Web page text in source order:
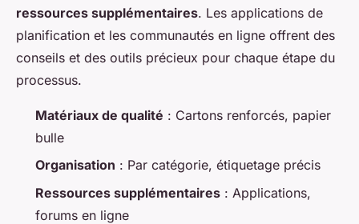
ressources supplémentaires. Les applications de
planification et les communautés en ligne offrent des
conseils et des outils précieux pour chaque étape du
processus.
Matériaux de qualité : Cartons renforcés, papier
bulle
Organisation : Par catégorie, étiquetage précis
Ressources supplémentaires : Applications,
forums en ligne